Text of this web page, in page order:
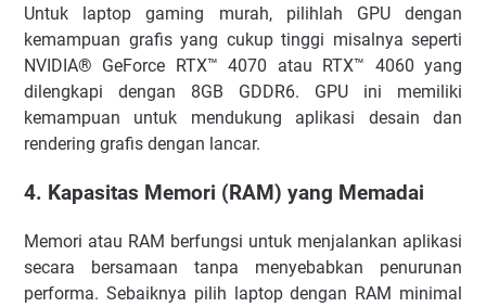
Untuk laptop gaming murah, pilihlah GPU dengan
kemampuan grafis yang cukup tinggi misalnya seperti
NVIDIA® GeForce RTX™ 4070 atau RTX™ 4060 yang
dilengkapi dengan 8GB GDDR6. GPU ini memiliki
kemampuan untuk mendukung aplikasi desain dan
rendering grafis dengan lancar.
4. Kapasitas Memori (RAM) yang Memadai
Memori atau RAM berfungsi untuk menjalankan aplikasi
secara bersamaan tanpa menyebabkan penurunan
performa. Sebaiknya pilih laptop dengan RAM minimal